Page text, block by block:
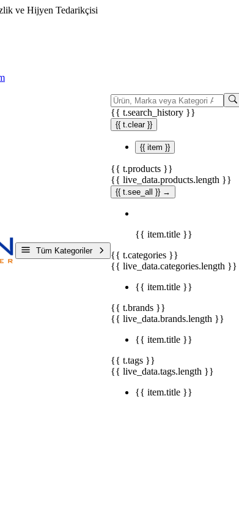
ve Hijyen Tedarikçisi
Tüm Kategoriler
{{ t.search_history }}
{{ t.clear }}
{{ item }}
{{ t.products }}
{{ live_data.products.length }}
{{ t.see_all }} →
{{ item.title }}
{{ t.categories }}
{{ live_data.categories.length }}
{{ item.title }}
{{ t.brands }}
{{ live_data.brands.length }}
{{ item.title }}
{{ t.tags }}
{{ live_data.tags.length }}
{{ item.title }}